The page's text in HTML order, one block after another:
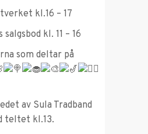
kl.16 – 17
kl. 11 – 16
som deltar på
av Sula Tradband
teltet kl.13.